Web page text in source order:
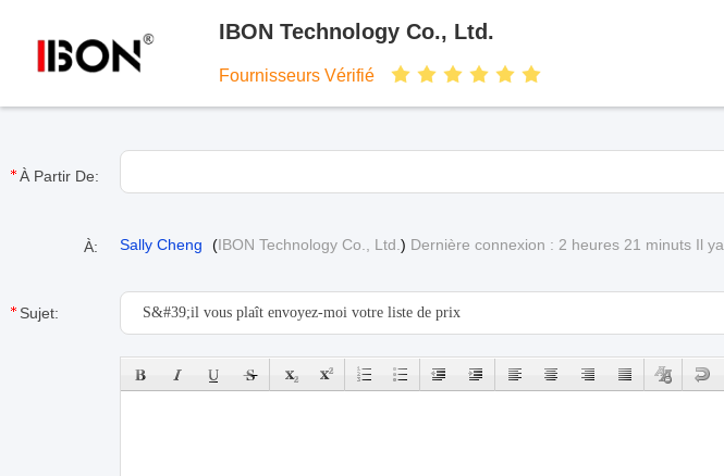
IBON Technology Co., Ltd.
Fournisseurs Vérifié
À Partir De:
À: Sally Cheng (IBON Technology Co., Ltd. ) Dernière connexion : 2 heures 21 minuts Il ya
Sujet: